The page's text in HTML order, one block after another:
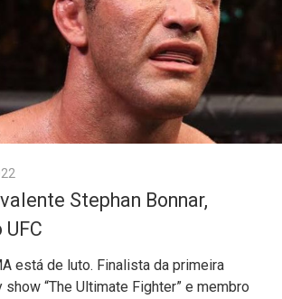
Stephan Bonnar,
está de luto. Finalista da primeira
“The Ultimate Fighter” e membro